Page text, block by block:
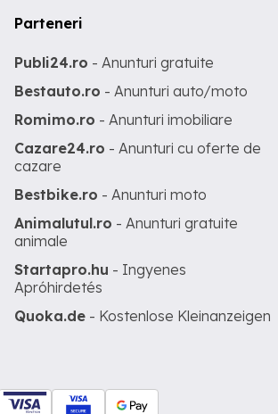
Parteneri
Publi24.ro - Anunturi gratuite
Bestauto.ro - Anunturi auto/moto
Romimo.ro - Anunturi imobiliare
Cazare24.ro - Anunturi cu oferte de
cazare
Bestbike.ro - Anunturi moto
Animalutul.ro - Anunturi gratuite
animale
Startapro.hu - Ingyenes
Apróhirdetés
Quoka.de - Kostenlose Kleinanzeigen